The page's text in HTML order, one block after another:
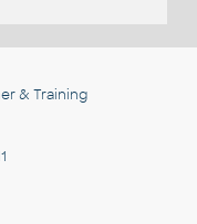
& Training